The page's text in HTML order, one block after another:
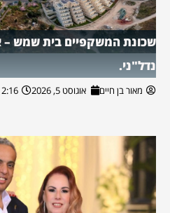
שכונת המשקפיים בית שמש –
נדל"ני.
מאור בן חיים אוגוסט 5, 2026 2:16 pm